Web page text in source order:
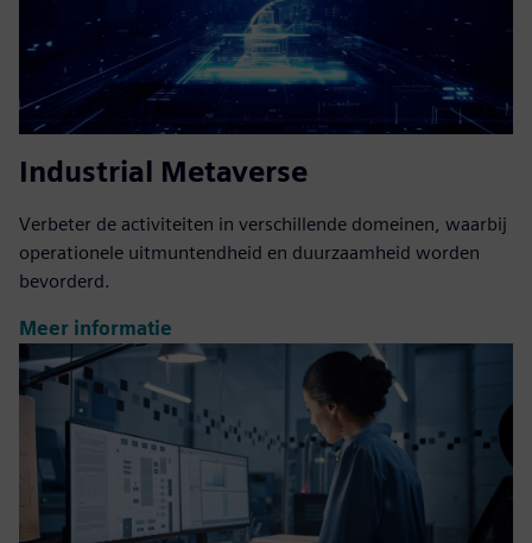
Industrial Metaverse
Verbeter de activiteiten in verschillende domeinen, waarbij
operationele uitmuntendheid en duurzaamheid worden
bevorderd.
Meer informatie